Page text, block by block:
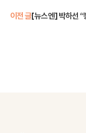
이전 글[뉴스엔] 박하선 “